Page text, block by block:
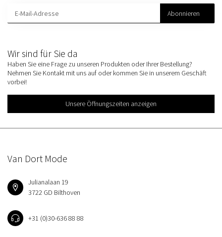
Wir sind für Sie da
Haben Sie eine Frage zu unseren Produkten oder Ihrer Bestellung?
Nehmen Sie Kontakt mit uns auf oder kommen Sie in unserem Geschäft
vorbei!
Unsere Öffnungszeiten anzeigen
Abonnieren
Van Dort Mode
Julianalaan 19
3722 GD Bilthoven
+31 (0)30-636 88 88